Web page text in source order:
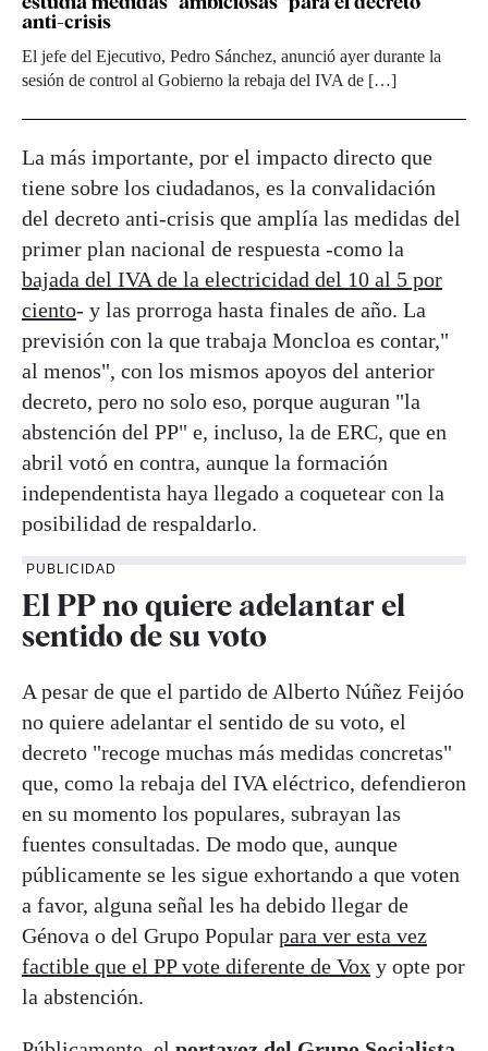
anti-crisis
El jefe del Ejecutivo, Pedro Sánchez, anunció ayer durante la
sesión de control al Gobierno la rebaja del IVA de […]
La más importante, por el impacto directo que
tiene sobre los ciudadanos, es la convalidación
del decreto anti-crisis que amplía las medidas del
primer plan nacional de respuesta -como la
bajada del IVA de la electricidad del 10 al 5 por
ciento- y las prorroga hasta finales de año. La
previsión con la que trabaja Moncloa es contar,"
al menos", con los mismos apoyos del anterior
decreto, pero no solo eso, porque auguran "la
abstención del PP" e, incluso, la de ERC, que en
abril votó en contra, aunque la formación
independentista haya llegado a coquetear con la
posibilidad de respaldarlo.
PUBLICIDAD
El PP no quiere adelantar el
sentido de su voto
A pesar de que el partido de Alberto Núñez Feijóo
no quiere adelantar el sentido de su voto, el
decreto "recoge muchas más medidas concretas"
que, como la rebaja del IVA eléctrico, defendieron
en su momento los populares, subrayan las
fuentes consultadas. De modo que, aunque
públicamente se les sigue exhortando a que voten
a favor, alguna señal les ha debido llegar de
Génova o del Grupo Popular para ver esta vez
factible que el PP vote diferente de Vox y opte por
la abstención.